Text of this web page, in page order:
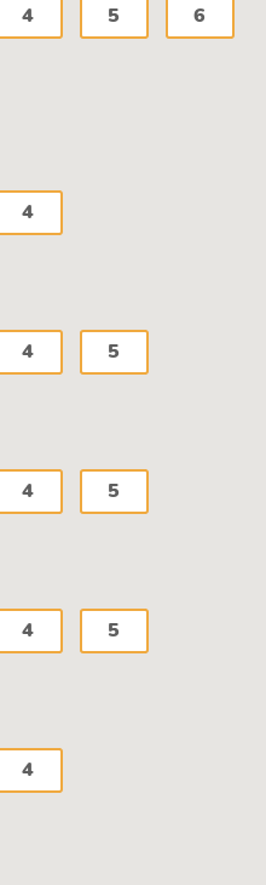
4 5 6
4
4 5
4 5
4 5
4